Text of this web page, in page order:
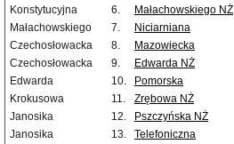
Konstytucyjna
6. Małachowskiego NŻ
Małachowskiego
7. Niciarniana
Czechosłowacka
8. Mazowiecka
Czechosłowacka
9. Edwarda NŻ
Edwarda
10. Pomorska
Krokusowa
11. Zrębowa NŻ
Janosika
12. Pszczyńska NŻ
Janosika
13. Telefoniczna